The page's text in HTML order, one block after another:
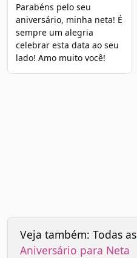
Parabéns pelo seu
aniversário, minha neta! É
sempre um alegria
celebrar esta data ao seu
lado! Amo muito você!
Veja também: Todas as
Aniversário para Neta